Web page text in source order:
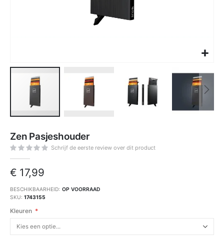
het
begin
van
de
afbeeldingen-
Zen Pasjeshouder
Schrijf de eerste review over dit product
€ 17,99
BESCHIKBAARHEID: OP VOORRAAD
SKU 1743155
Kleuren